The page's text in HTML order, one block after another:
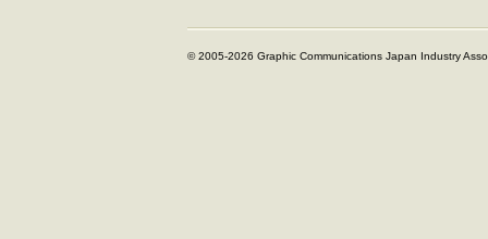
© 2005-2026 Graphic Communications Japan Industry